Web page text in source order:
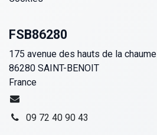
FSB86280
175 avenue des hauts de la chaume
86280 SAINT-BENOIT
France
09 72 40 90 43